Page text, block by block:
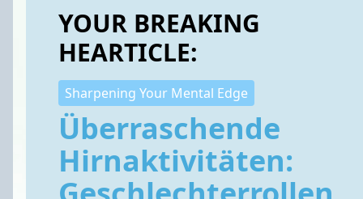
YOUR BREAKING
HEARTICLE:
Sharpening Your Mental Edge
Überraschende
Hirnaktivitäten: